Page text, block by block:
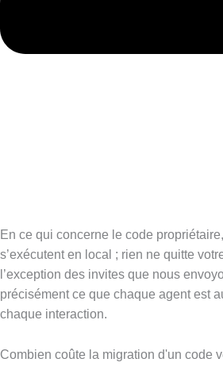
En ce qui concerne le code
s’exécutent en local ; rien ne quitte
l’exception des invites que nous
précisément ce que chaque agent est
chaque interaction.
Combien coûte la migration d'un code